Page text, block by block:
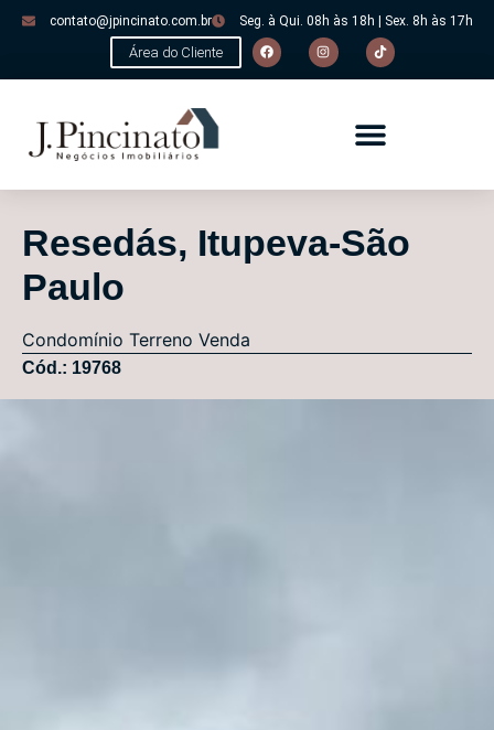
contato@jpincinato.com.br Seg. à Qui. 08h às 18h | Sex. 8h às 17h
Área do Cliente
Resedás, Itupeva-São
Paulo
Condomínio Terreno Venda
Cód.: 19768